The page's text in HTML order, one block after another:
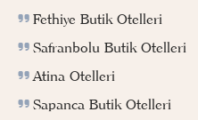
Fethiye Butik Otelleri
Safranbolu Butik Otelleri
Atina Otelleri
Sapanca Butik Otelleri